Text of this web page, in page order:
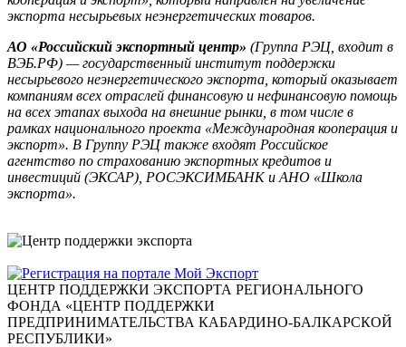
экспорта несырьевых неэнергетических товаров.
АО «Российский экспортный центр» (Группа РЭЦ, входит в
ВЭБ.РФ) — государственный институт поддержки
несырьевого неэнергетического экспорта, который оказывает
компаниям всех отраслей финансовую и нефинансовую помощь
на всех этапах выхода на внешние рынки, в том числе в
рамках национального проекта «Международная кооперация и
экспорт». В Группу РЭЦ также входят Российское
агентство по страхованию экспортных кредитов и
инвестиций (ЭКСАР), РОСЭКСИМБАНК и АНО «Школа
экспорта».
ЦЕНТР ПОДДЕРЖКИ ЭКСПОРТА РЕГИОНАЛЬНОГО
ФОНДА «ЦЕНТР ПОДДЕРЖКИ
ПРЕДПРИНИМАТЕЛЬСТВА КАБАРДИНО-БАЛКАРСКОЙ
РЕСПУБЛИКИ»